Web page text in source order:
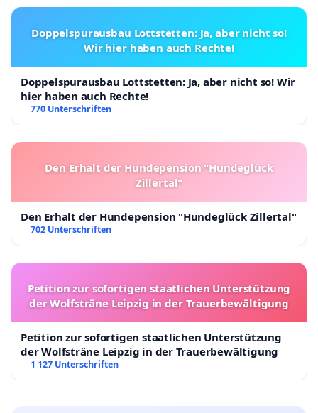
Doppelspurausbau Lottstetten: Ja, aber nicht so!
Wir hier haben auch Rechte!
Doppelspurausbau Lottstetten: Ja, aber nicht so! Wir
hier haben auch Rechte!
770 Unterschriften
Den Erhalt der Hundepension "Hundeglück
Zillertal"
Den Erhalt der Hundepension "Hundeglück Zillertal"
702 Unterschriften
Petition zur sofortigen staatlichen Unterstützung
der Wolfsträne Leipzig in der Trauerbewältigung
Petition zur sofortigen staatlichen Unterstützung
der Wolfsträne Leipzig in der Trauerbewältigung
1 127 Unterschriften